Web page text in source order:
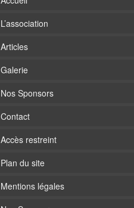
L’association
Articles
Galerie
Nos Sponsors
Contact
Accès restreint
Plan du site
Mentions légales